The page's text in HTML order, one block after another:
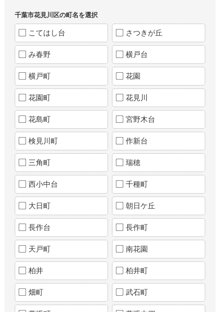
千葉市花見川区の町名を選択
こてはし台 さつきが丘
み春野 横戸台
横戸町 花園
花園町 花見川
花島町 宮野木台
検見川町 作新台
三角町 瑞穂
西小中台 千種町
大日町 朝日ケ丘
長作台 長作町
天戸町 南花園
柏井 柏井町
畑町 武石町